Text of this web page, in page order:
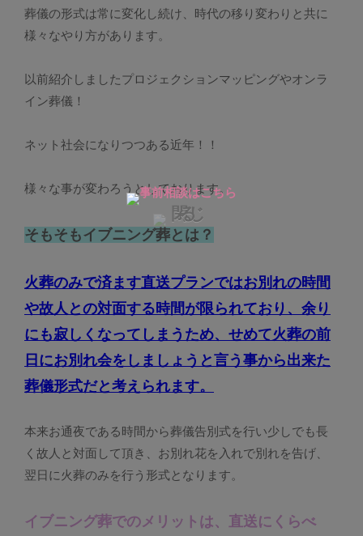
葬儀の形式は常に変化し続け、時代の移り変わりと共に
様々なやり方があります。
以前紹介しましたプロジェクションマッピングやオンラ
イン葬儀！
ネット社会になりつつある近年！！
様々な事が変わろうとしております。
そもそもイブニング葬とは？
火葬のみで済ます直送プランではお別れの時間
や故人との対面する時間が限られており、余り
にも寂しくなってしまうため、せめて火葬の前
日にお別れ会をしましょうと言う事から出来た
葬儀形式だと考えられます。
本来お通夜である時間から葬儀告別式を行い少しでも長
く故人と対面して頂き、お別れ花を入れで別れを告げ、
翌日に火葬のみを行う形式となります。
イブニング葬でのメリットは、直送にくらべ